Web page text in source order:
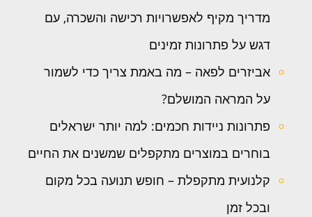
מדריך מקיף לאפשרויות רכישה והשכרה, עם
דגש על פתרונות זמינים
אביזרים לפאה – מה באמת צריך כדי לשמור
על המראה המושלם?
פתרונות ניידות חכמים: למה יותר ישראלים
בוחרים במוצרים מתקפלים שמשנים את החיים
קלנועית מתקפלת – חופש תנועה בכל מקום
ובכל זמן